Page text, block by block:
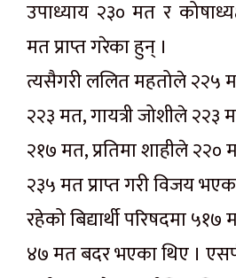
उपाध्याय २३० मत र
मत प्राप्त गरेका हुन् ।
त्यसैगरी ललित महतोले २२५
२२३ मत, गायत्री जोशीले २२३
२१७ मत, प्रतिमा शाहीले २२०
२३५ मत प्राप्त गरी विजय
रहेको बिद्यार्थी परिषदमा
४७ मत बदर भएका थिए ।